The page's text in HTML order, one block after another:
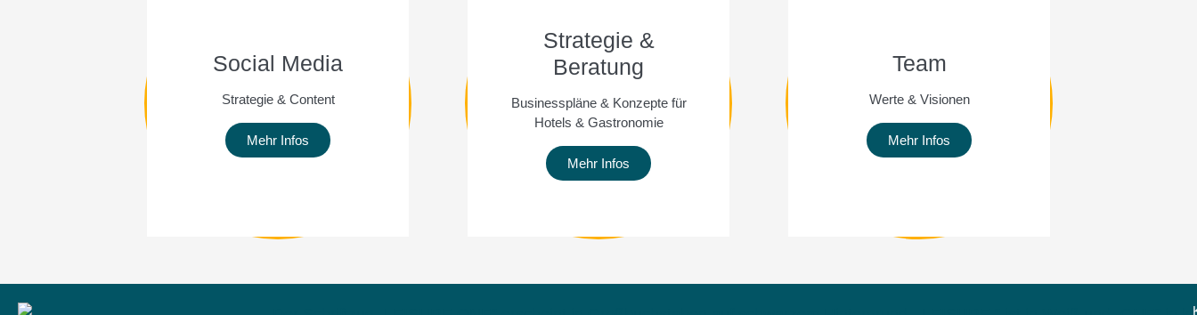
Social Media
Strategie & Content
Mehr Infos
Strategie &
Beratung
Businesspläne & Konzepte für
Hotels & Gastronomie
Mehr Infos
Team
Werte & Visionen
Mehr Infos